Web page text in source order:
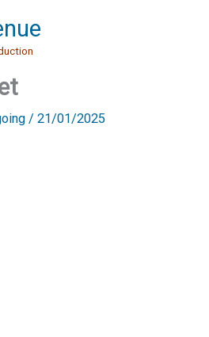
/ 21/01/2025